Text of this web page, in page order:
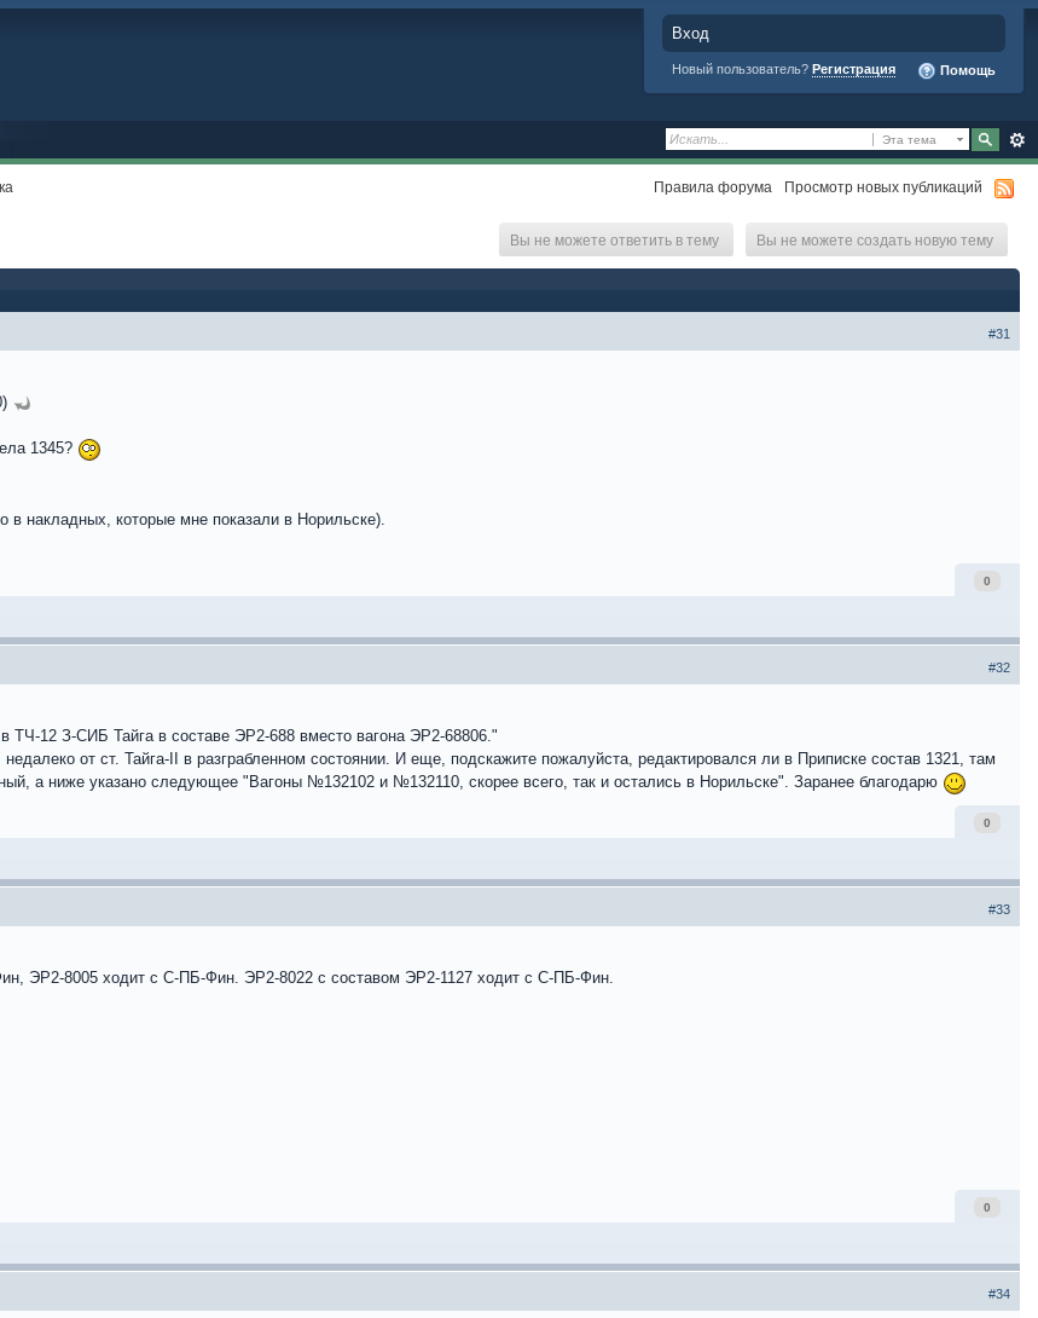
Вход
Новый пользователь? Регистрация Помощь
Эта тема
Правила форума Просмотр новых публикаций
Вы не можете создать новую тему
Вы не можете ответить в тему
#31
1345?
в накладных, которые мне показали в Норильске).
0
#32
ТЧ-12 З-СИБ Тайга в составе ЭР2-688 вместо вагона ЭР2-68806."
недалеко от ст. Тайга-II в разграбленном состоянии. И еще, подскажите пожалуйста, редактировался ли в Приписке состав 1321, там
а ниже указано следующее "Вагоны №132102 и №132110, скорее всего, так и остались в Норильске". Заранее благодарю
0
#33
ЭР2-8005 ходит с С-ПБ-Фин. ЭР2-8022 с составом ЭР2-1127 ходит с С-ПБ-Фин.
0
#34